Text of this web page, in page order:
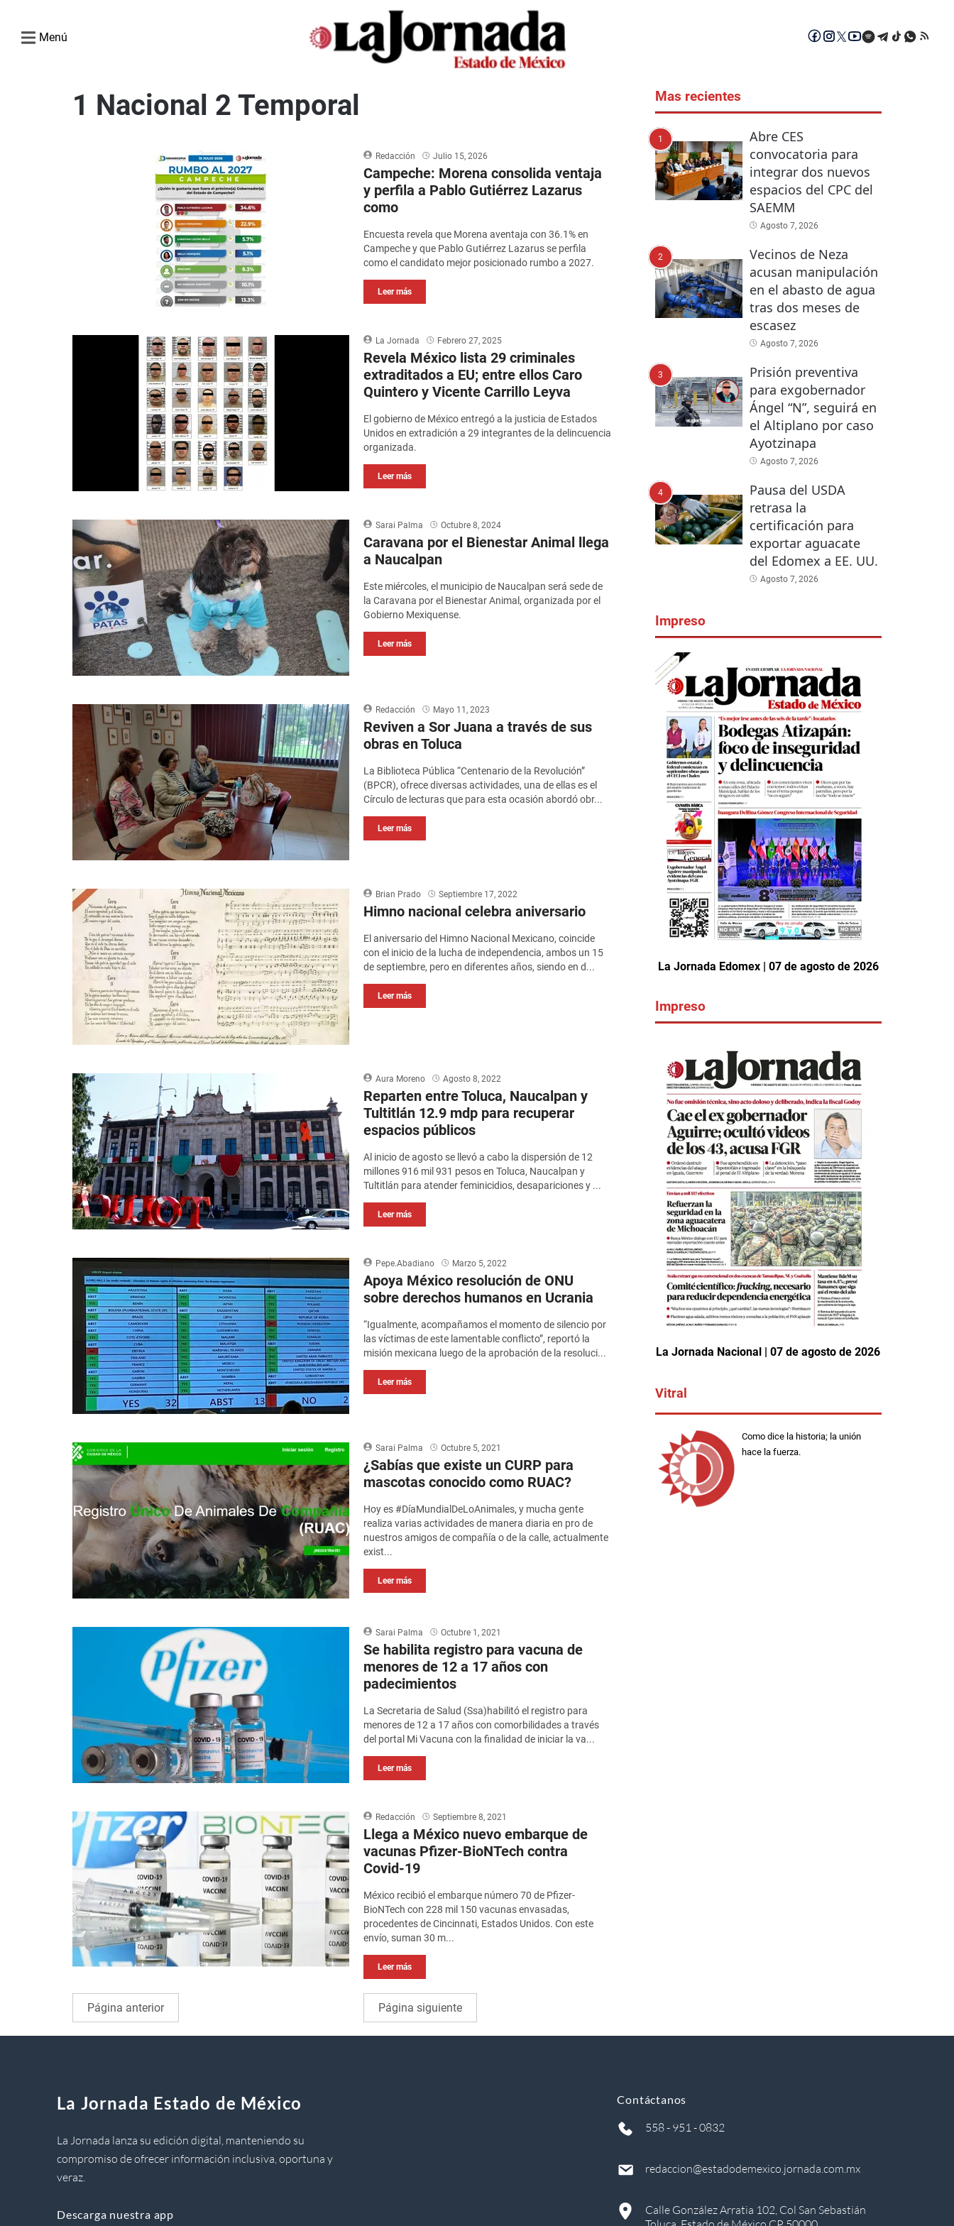
Menú
1 Nacional 2 Temporal
Redacción Julio 15, 2026
Campeche: Morena consolida ventaja
y perfila a Pablo Gutiérrez Lazarus
como
Encuesta revela que Morena aventaja con 36.1% en
Campeche y que Pablo Gutiérrez Lazarus se perfila
como el candidato mejor posicionado rumbo a 2027.
Leer más
La Jornada Febrero 27, 2025
Revela México lista 29 criminales
extraditados a EU; entre ellos Caro
Quintero y Vicente Carrillo Leyva
El gobierno de México entregó a la justicia de Estados
Unidos en extradición a 29 integrantes de la delincuencia
organizada.
Leer más
Sarai Palma Octubre 8, 2024
Caravana por el Bienestar Animal llega
a Naucalpan
Este miércoles, el municipio de Naucalpan será sede de
la Caravana por el Bienestar Animal, organizada por el
Gobierno Mexiquense.
Leer más
Redacción Mayo 11, 2023
Reviven a Sor Juana a través de sus
obras en Toluca
La Biblioteca Pública “Centenario de la Revolución”
(BPCR), ofrece diversas actividades, una de ellas es el
Círculo de lecturas que para esta ocasión abordó obr...
Leer más
Brian Prado Septiembre 17, 2022
Himno nacional celebra aniversario
El aniversario del Himno Nacional Mexicano, coincide
con el inicio de la lucha de independencia, ambos un 15
de septiembre, pero en diferentes años, siendo en d...
Leer más
Aura Moreno Agosto 8, 2022
Reparten entre Toluca, Naucalpan y
Tultitlán 12.9 mdp para recuperar
espacios públicos
Al inicio de agosto se llevó a cabo la dispersión de 12
millones 916 mil 931 pesos en Toluca, Naucalpan y
Tultitlán para atender feminicidios, desapariciones y ...
Leer más
Pepe.Abadiano Marzo 5, 2022
Apoya México resolución de ONU
sobre derechos humanos en Ucrania
“Igualmente, acompañamos el momento de silencio por
las víctimas de este lamentable conflicto”, reportó la
misión mexicana luego de la aprobación de la resoluci...
Leer más
Sarai Palma Octubre 5, 2021
¿Sabías que existe un CURP para
mascotas conocido como RUAC?
Hoy es #DíaMundialDeLoAnimales, y mucha gente
realiza varias actividades de manera diaria en pro de
nuestros amigos de compañía o de la calle, actualmente
exist...
Leer más
Sarai Palma Octubre 1, 2021
Se habilita registro para vacuna de
menores de 12 a 17 años con
padecimientos
La Secretaria de Salud (Ssa)habilitó el registro para
menores de 12 a 17 años con comorbilidades a través
del portal Mi Vacuna con la finalidad de iniciar la va...
Leer más
Redacción Septiembre 8, 2021
Llega a México nuevo embarque de
vacunas Pfizer-BioNTech contra
Covid-19
México recibió el embarque número 70 de Pfizer-
BioNTech con 228 mil 150 vacunas envasadas,
procedentes de Cincinnati, Estados Unidos. Con este
envío, suman 30 m...
Leer más
Página anterior Página siguiente
Mas recientes
1
Abre CES
convocatoria para
integrar dos nuevos
espacios del CPC del
SAEMM
Agosto 7, 2026
2
Vecinos de Neza
acusan manipulación
en el abasto de agua
tras dos meses de
escasez
Agosto 7, 2026
3
Prisión preventiva
para exgobernador
Ángel “N”, seguirá en
el Altiplano por caso
Ayotzinapa
Agosto 7, 2026
4
Pausa del USDA
retrasa la
certificación para
exportar aguacate
del Edomex a EE. UU.
Agosto 7, 2026
Impreso
La Jornada Edomex | 07 de agosto de 2026
Impreso
La Jornada Nacional | 07 de agosto de 2026
Vitral
Como dice la historia; la unión
hace la fuerza.
La Jornada Estado de México
La Jornada lanza su edición digital, manteniendo su
compromiso de ofrecer información inclusiva, oportuna y
veraz.
Descarga nuestra app
Contáctanos
558 - 951 - 0832
redaccion@estadodemexico.jornada.com.mx
Calle González Arratia 102, Col San Sebastián